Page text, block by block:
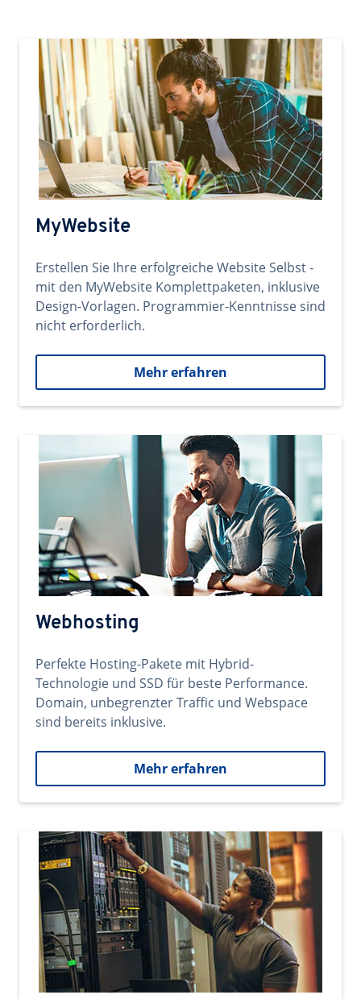
MyWebsite
Erstellen Sie Ihre erfolgreiche Website Selbst -
mit den MyWebsite Komplettpaketen, inklusive
Design-Vorlagen. Programmier-Kenntnisse sind
nicht erforderlich.
Mehr erfahren
Webhosting
Perfekte Hosting-Pakete mit Hybrid-
Technologie und SSD für beste Performance.
Domain, unbegrenzter Traffic und Webspace
sind bereits inklusive.
Mehr erfahren